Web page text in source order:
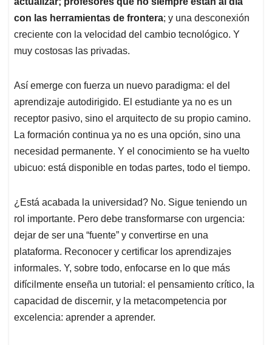
con las herramientas de frontera; y una desconexión
creciente con la velocidad del cambio tecnológico. Y
muy costosas las privadas.
Así emerge con fuerza un nuevo paradigma: el del
aprendizaje autodirigido. El estudiante ya no es un
receptor pasivo, sino el arquitecto de su propio camino.
La formación continua ya no es una opción, sino una
necesidad permanente. Y el conocimiento se ha vuelto
ubicuo: está disponible en todas partes, todo el tiempo.
¿Está acabada la universidad? No. Sigue teniendo un
rol importante. Pero debe transformarse con urgencia:
dejar de ser una “fuente” y convertirse en una
plataforma. Reconocer y certificar los aprendizajes
informales. Y, sobre todo, enfocarse en lo que más
difícilmente enseña un tutorial: el pensamiento crítico, la
capacidad de discernir, y la metacompetencia por
excelencia: aprender a aprender.